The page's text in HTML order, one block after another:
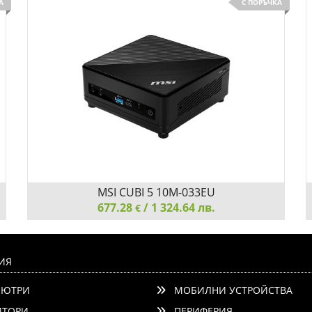
Добави Сравни
С ПОРЪЧКА
up to 64GB, SSD M.2 PCIE 256GB, 802.11 AC, BT 5,
Windows 10 Home, 65W, 124 X 124 X 53.7 mm, 0.55
MSI CUBI 5 10M-033EU
677.28 €/ 1 324.64 лв.
МОБИЛНИ УСТРОЙСТВА